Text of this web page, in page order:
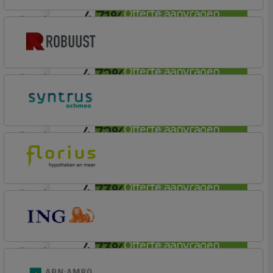
Offerte aanvragen
4,71%
Offerte aanvragen
lineair
4,72%
Offerte aanvragen
lineair
4,72%
Offerte aanvragen
lineair
4,73%
Offerte aanvragen
Syntrus
Basis
lineair
4,73%
Profijt drie + drie
lineair